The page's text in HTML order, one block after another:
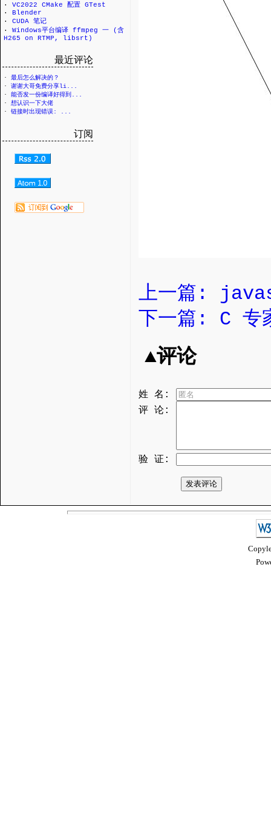
· VC2022 CMake 配置 GTest
· Blender
· CUDA 笔记
· Windows平台编译 ffmpeg 一 (含
H265 on RTMP, libsrt)
最近评论
· 最后怎么解决的？
· 谢谢大哥免费分享li...
· 能否发一份编译好得到...
· 想认识一下大佬
· 链接时出现错误: ...
订阅
上一篇:
下一篇: C 专
▲评论
姓 名:
评 论:
验 证: